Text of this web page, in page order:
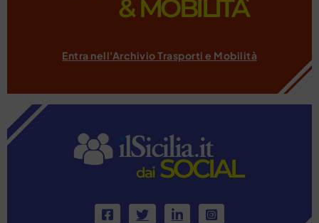
Entra nell'Archivio Trasporti e Mobilità